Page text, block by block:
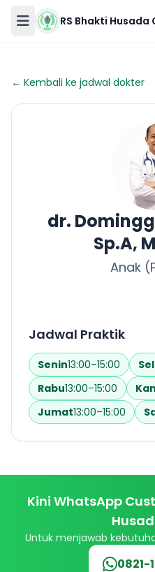
RS Bhakti Husada
Husada
Cikarang
Karir
Kontak
← Kembali ke jadwal dokter
dr.
Sp.A,
Anak
Jadwal Praktik
Senin13:00–15:00
Rabu13:00–15:00
Jumat13:00–15:00
Kini WhatsApp
Untuk menjawab
0821-